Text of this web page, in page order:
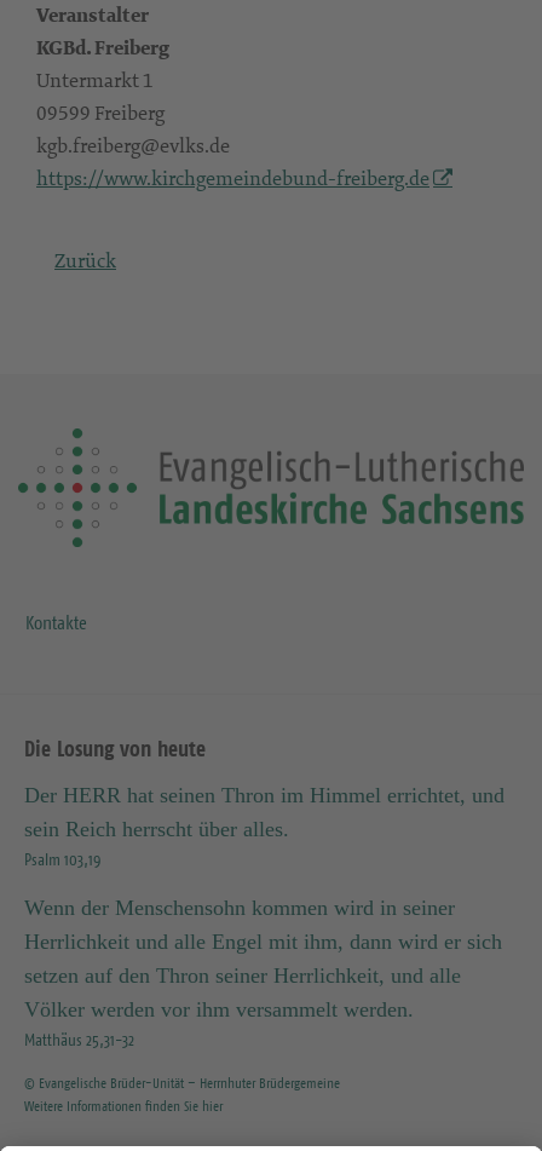
Veranstalter
KGBd. Freiberg
Untermarkt 1
09599 Freiberg
kgb.freiberg@evlks.de
https://www.kirchgemeindebund-freiberg.de
Zurück
Kontakte
Die Losung von heute
Der HERR hat seinen Thron im Himmel errichtet, und
sein Reich herrscht über alles.
Psalm 103,19
Wenn der Menschensohn kommen wird in seiner
Herrlichkeit und alle Engel mit ihm, dann wird er sich
setzen auf den Thron seiner Herrlichkeit, und alle
Völker werden vor ihm versammelt werden.
Matthäus 25,31-32
© Evangelische Brüder-Unität – Herrnhuter Brüdergemeine
Weitere Informationen finden Sie hier